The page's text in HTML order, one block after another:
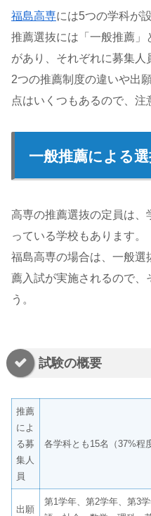
福島高専には5つの学科が
推薦選抜には「一般推薦
があり、それぞれに募集人
2つの推薦制度の違いや出
点はいくつもあるので、注
一般推薦による
高専の推薦選抜の定員は、
っている学校もあります。
福島高専の場合は、一般選
薦入試が実施されるので、
う。
試験の概要
推薦
によ
る募
集人
員
各学科とも15名（37%程
出願
第1学年、第2学年、第3